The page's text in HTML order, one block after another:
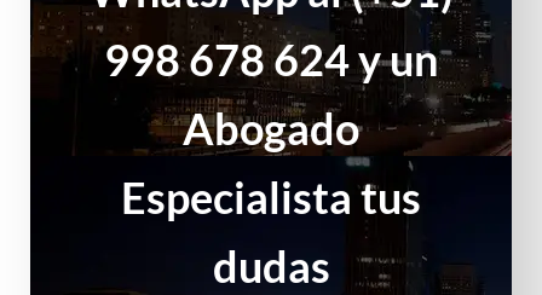
998 678 624 y un
Abogado
Especialista tus
dudas